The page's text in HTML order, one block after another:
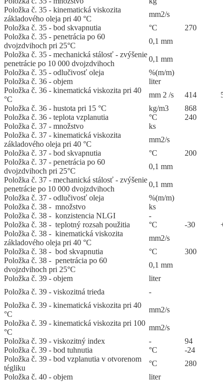
Položka č. 35 - kinematická viskozita
základového oleja pri 40 °C
mm2/s
Položka č. 35 - bod skvapnutia
°C
270
Položka č. 35 - penetrácia po 60
dvojzdvihoch pri 25°C
0,1 mm
Položka č. 35 - mechanická stálosť - zvýšenie
penetrácie po 10 000 dvojzdvihoch
0,1 mm
Položka č. 35 - odlučivosť oleja
%(m/m)
Položka č. 36 - objem
liter
Položka č. 36 - kinematická viskozita pri 40
°C
mm 2 /s 414
Položka č. 36 - hustota pri 15 °C
kg/m3
868
Položka č. 36 - teplota vzplanutia
°C
240
Položka č. 37 - množstvo
ks
Položka č. 37 - kinematická viskozita
základového oleja pri 40 °C
mm2/s
Položka č. 37 - bod skvapnutia
°C
200
Položka č. 37 - penetrácia po 60
dvojzdvihoch pri 25°C
0,1 mm
Položka č. 37 - mechanická stálosť - zvýšenie
penetrácie po 10 000 dvojzdvihoch
0,1 mm
Položka č. 37 - odlučivosť oleja
%(m/m)
Položka č. 38 - množstvo
ks
Položka č. 38 - konzistencia NLGI
-
Položka č. 38 - teplotný rozsah použitia
°C -30
Položka č. 38 - kinematická viskozita
základového oleja pri 40 °C
mm2/s
Položka č. 38 - bod skvapnutia
°C
300
Položka č. 38 - penetrácia po 60
dvojzdvihoch pri 25°C
0,1 mm
Položka č. 39 - objem
liter
Položka č. 39 - viskozitná trieda
-
Položka č. 39 - kinematická viskozita pri 40
°C
mm2/s
Položka č. 39 - kinematická viskozita pri 100
°C
mm2/s
Položka č. 39 - viskozitný index
-
94
Položka č. 39 - bod tuhnutia
°C
-24
Položka č. 39 - bod vzplanutia v otvorenom
tégliku
°C
280
Položka č. 40 - objem
liter